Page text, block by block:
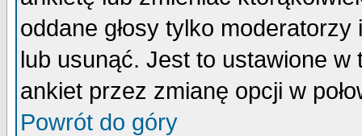
oddane głosy tylko
lub usunąć. Jest to ustawione w
ankiet przez zmianę opcji w
Powrót do góry